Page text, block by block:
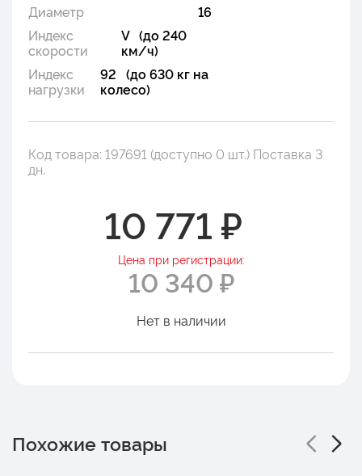
Диаметр
16
Индекс
скорости
V (до 240
км/ч)
Индекс
нагрузки
92 (до 630 кг на
колесо)
Код товара: 197691 (доступно 0 шт.) Поставка 3
дн.
10 771 ₽
Цена при регистрации:
10 340 ₽
Нет в наличии
Похожие товары